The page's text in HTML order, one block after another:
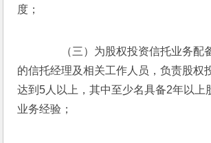
度；
（三）为股权投资信托业务配
的信托经理及相关工作人员，负责股权
达到5人以上，其中至少名具备2年以上
业务经验；